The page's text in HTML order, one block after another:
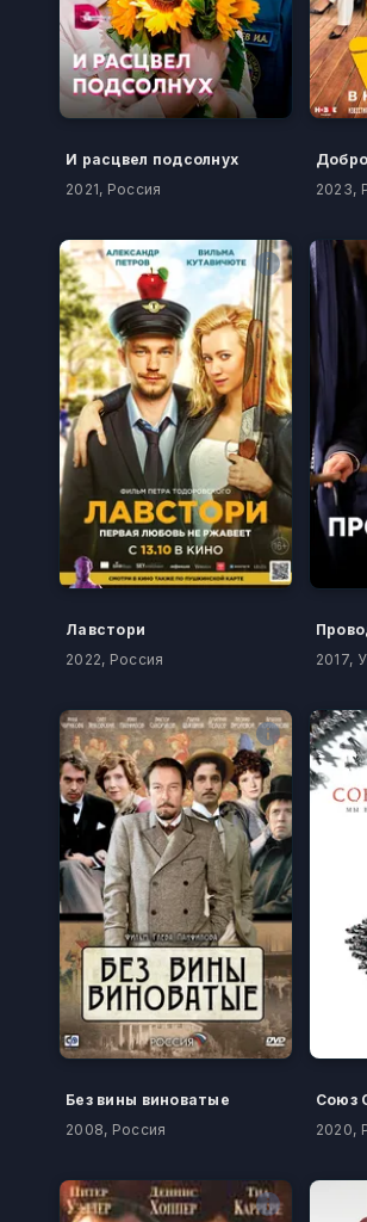
И расцвел подсолнух
2021, Россия
2023,
Лавстори
2022, Россия
2017,
Без вины виноватые
2008, Россия
Союз
2020,